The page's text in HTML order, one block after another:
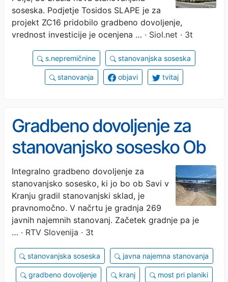
soseska. Podjetje Tosidos SLAPE je za
projekt ZC16 pridobilo gradbeno dovoljenje,
vrednost investicije je ocenjena … · Siol.net · 3t
s.nepremičnine stanovanjska soseska
stanovanja objavi tvitaj
Gradbeno dovoljenje za
stanovanjsko sosesko Ob
Savi v Kranju
pravnomočno
Integralno gradbeno dovoljenje za
stanovanjsko sosesko, ki jo bo ob Savi v
Kranju gradil stanovanjski sklad, je
pravnomočno. V načrtu je gradnja 269
javnih najemnih stanovanj. Začetek gradnje pa je
… · RTV Slovenija · 3t
stanovanjska soseska javna najemna stanovanja
gradbeno dovoljenje kranj most pri planiki